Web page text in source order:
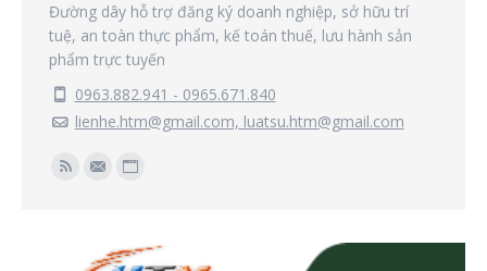
Đường dây hỗ trợ đăng ký doanh nghiệp, sở hữu trí
tuệ, an toàn thực phẩm, kế toán thuế, lưu hành sản
phẩm trực tuyến
0963.882.941 - 0965.671.840
lienhe.htm@gmail.com, luatsu.htm@gmail.com
Find us on:
MailWebsite